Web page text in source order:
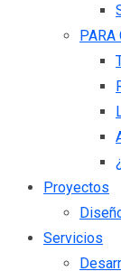
PARA
Proyectos
Servicios